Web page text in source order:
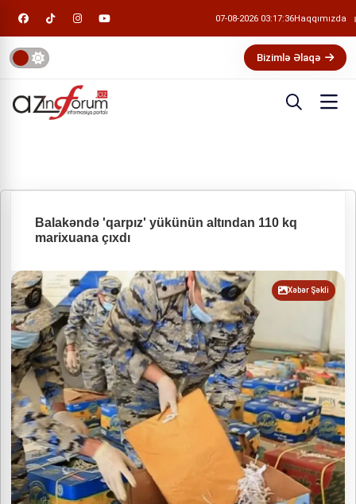
07-08-2026 03:17:37Haqqımızda
Bizimlə Əlaqə
Balakəndə 'qarpız' yükünün altından 110 kq
marixuana çıxdı
Xəbər Şəkli